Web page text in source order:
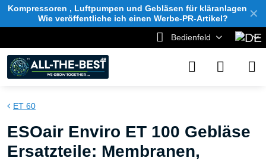
✕
Kompressoren , Luftpumpen und Gebläsen für kläranlagen
Wie veröffentliche ich einen Werbe-PR-Artikel?
Bedienfeld
ET 60
ESOair Enviro ET 100 Gebläse
Ersatzteile: Membranen,